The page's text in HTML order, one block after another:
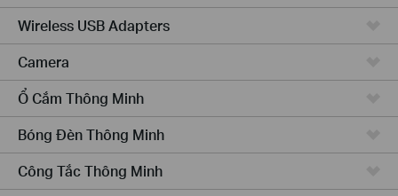
Wireless USB Adapters
Camera
Ổ Cắm Thông Minh
Bóng Đèn Thông Minh
Công Tắc Thông Minh